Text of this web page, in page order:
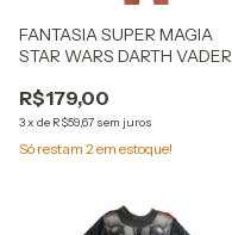
FANTASIA SUPER MAGIA
STAR WARS DARTH VADER
R$179,00
3x de R$59,67 sem juros
Só restam 2em estoque!